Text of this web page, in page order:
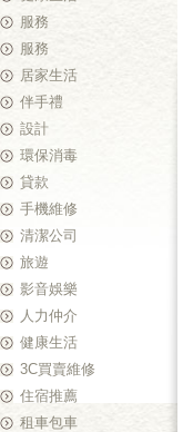
服務
服務
居家生活
伴手禮
設計
環保消毒
貸款
手機維修
清潔公司
旅遊
影音娛樂
人力仲介
健康生活
3C買賣維修
住宿推薦
租車包車